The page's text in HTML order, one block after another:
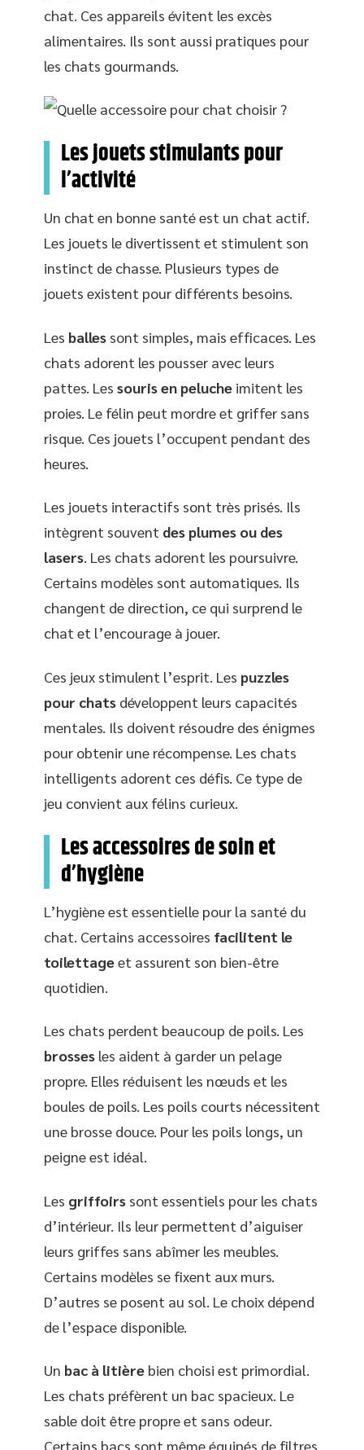
chat. Ces appareils évitent les excès
alimentaires. Ils sont aussi pratiques pour
les chats gourmands.
Les jouets stimulants pour
l’activité
Un chat en bonne santé est un chat actif.
Les jouets le divertissent et stimulent son
instinct de chasse. Plusieurs types de
jouets existent pour différents besoins.
Les balles sont simples, mais efficaces. Les
chats adorent les pousser avec leurs
pattes. Les souris en peluche imitent les
proies. Le félin peut mordre et griffer sans
risque. Ces jouets l’occupent pendant des
heures.
Les jouets interactifs sont très prisés. Ils
intègrent souvent des plumes ou des
lasers. Les chats adorent les poursuivre.
Certains modèles sont automatiques. Ils
changent de direction, ce qui surprend le
chat et l’encourage à jouer.
Ces jeux stimulent l’esprit. Les puzzles
pour chats développent leurs capacités
mentales. Ils doivent résoudre des énigmes
pour obtenir une récompense. Les chats
intelligents adorent ces défis. Ce type de
jeu convient aux félins curieux.
Les accessoires de soin et
d’hygiène
L’hygiène est essentielle pour la santé du
chat. Certains accessoires facilitent le
toilettageet assurent son bien-être
quotidien.
Les chats perdent beaucoup de poils. Les
brosses les aident à garder un pelage
propre. Elles réduisent les nœuds et les
boules de poils. Les poils courts nécessitent
une brosse douce. Pour les poils longs, un
peigne est idéal.
Les griffoirs sont essentiels pour les chats
d’intérieur. Ils leur permettent d’aiguiser
leurs griffes sans abîmer les meubles.
Certains modèles se fixent aux murs.
D’autres se posent au sol. Le choix dépend
de l’espace disponible.
Un bac à litière bien choisi est primordial.
Les chats préfèrent un bac spacieux. Le
sable doit être propre et sans odeur.
Certains bacs sont même équipés de filtres